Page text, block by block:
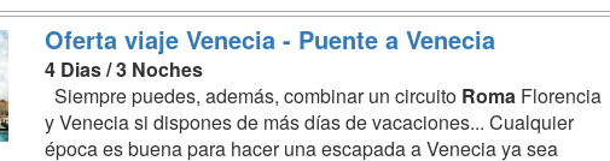
Oferta viaje Venecia - Puente a Venecia
4 Dias / 3 Noches
Siempre puedes, además, combinar un circuito RomaFlorencia
y Venecia si dispones de más días de vacaciones... Cualquier
época es buena para hacer una escapada a Venecia ya sea